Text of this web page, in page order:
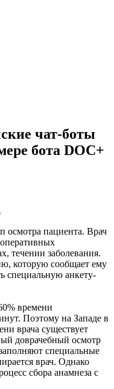
чат-боты
бота DOC+
осмотра пациента. Врач
течении заболевания.
которую сообщает ему
специальную анкету-
времени
Поэтому на Западе в
врача существует
доврачебный осмотр
специальные
врач. Однако
сбора анамнеза с